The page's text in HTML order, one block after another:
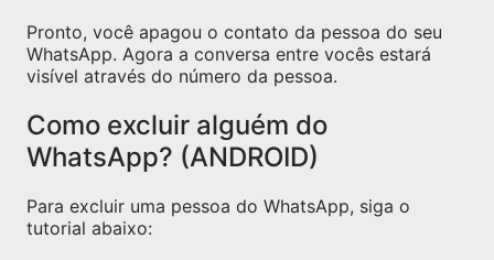
Pronto, você apagou o contato da pessoa do seu
WhatsApp. Agora a conversa entre vocês estará
visível através do número da pessoa.
Como excluir alguém do
WhatsApp? (ANDROID)
Para excluir uma pessoa do WhatsApp, siga o
tutorial abaixo: